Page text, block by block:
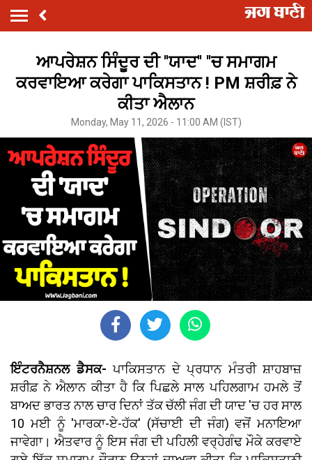
ਆਪਰੇਸ਼ਨ ਸਿੰਦੂਰ ਦੀ ''ਯਾਦ'' ''ਚ ਸਮਾਗਮ
ਕਰਵਾਇਆ ਕਰੇਗਾ ਪਾਕਿਸਤਾਨ ! PM ਸ਼ਰੀਫ਼ ਨੇ
ਕੀਤਾ ਐਲਾਨ
Monday, May 11, 2026 - 11:00 AM (IST)
ਇੰਟਰਨੈਸ਼ਨਲ ਡੈਸਕ-ਪਾਕਿਸਤਾਨ ਦੇ ਪ੍ਰਧਾਨ ਮੰਤਰੀ ਸ਼ਾਹਬਾਜ਼
ਸ਼ਰੀਫ਼ ਨੇ ਐਲਾਨ ਕੀਤਾ ਹੈ ਕਿ ਪਿਛਲੇ ਸਾਲ ਪਹਿਲਗਾਮ ਹਮਲੇ ਤੋਂ
ਬਾਅਦ ਭਾਰਤ ਨਾਲ ਚਾਰ ਦਿਨਾਂ ਤੱਕ ਚੱਲੀ ਜੰਗ ਦੀ ਯਾਦ 'ਚ ਹਰ ਸਾਲ
10 ਮਈ ਨੂੰ 'ਮਾਰਕਾ-ਏ-ਹੱਕ' (ਸੱਚਾਈ ਦੀ ਜੰਗ) ਵਜੋਂ ਮਨਾਇਆ
ਜਾਵੇਗਾ। ਐਤਵਾਰ ਨੂੰ ਇਸ ਜੰਗ ਦੀ ਪਹਿਲੀ ਵਰ੍ਹੇਗੰਢ ਮੌਕੇ ਕਰਵਾਏ